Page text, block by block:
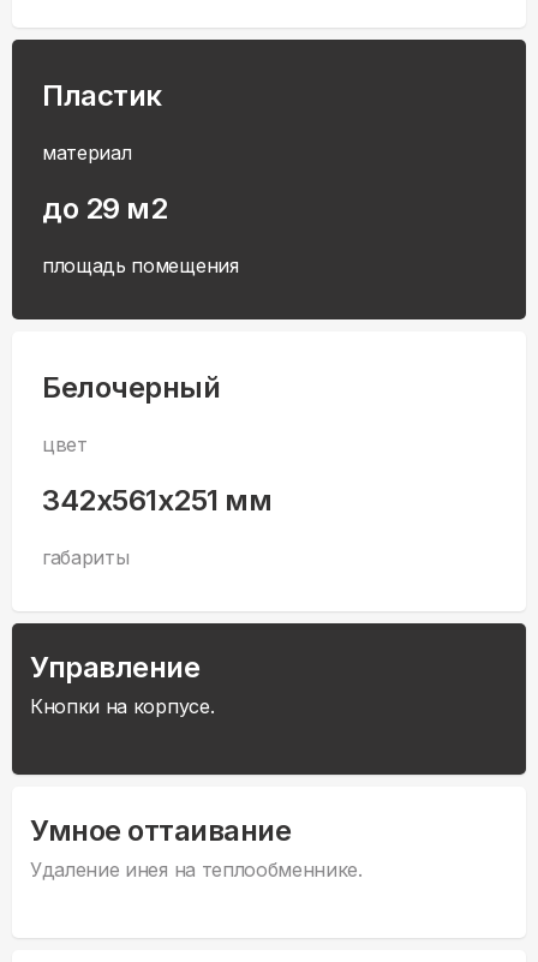
Пластик
материал
до 29 м2
площадь помещения
Белочерный
цвет
342x561x251 мм
габариты
Управление
Кнопки на корпусе.
Умное оттаивание
Удаление инея на теплообменнике.